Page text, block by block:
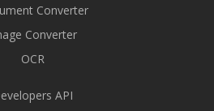
Converter
Converter
OCR
API